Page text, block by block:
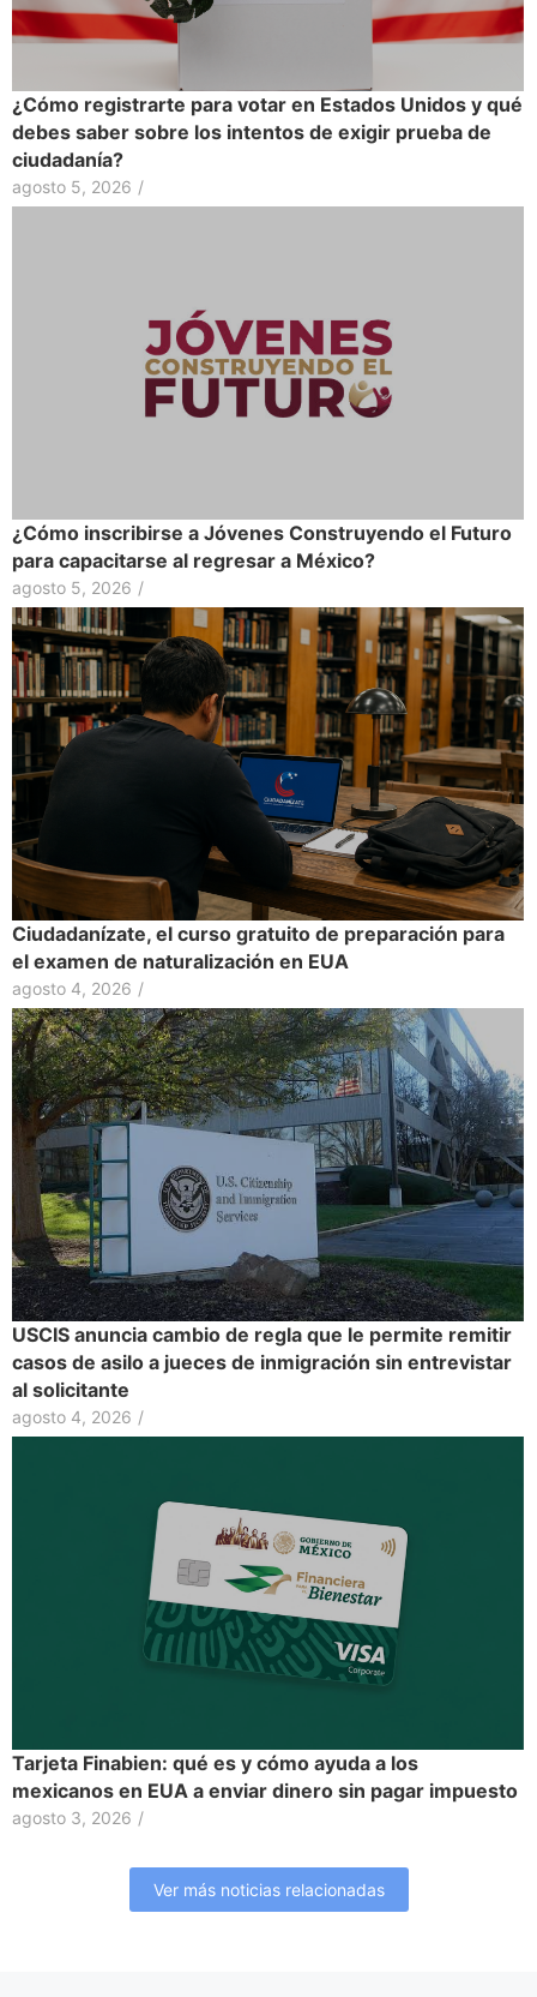
¿Cómo registrarte para votar en Estados Unidos y qué
debes saber sobre los intentos de exigir prueba de
ciudadanía?
agosto 5, 2026 /
¿Cómo inscribirse a Jóvenes Construyendo el Futuro
para capacitarse al regresar a México?
agosto 5, 2026 /
Ciudadanízate, el curso gratuito de preparación para
el examen de naturalización en EUA
agosto 4, 2026 /
USCIS anuncia cambio de regla que le permite remitir
casos de asilo a jueces de inmigración sin entrevistar
al solicitante
agosto 4, 2026 /
Tarjeta Finabien: qué es y cómo ayuda a los
mexicanos en EUA a enviar dinero sin pagar impuesto
agosto 3, 2026 /
Ver más noticias relacionadas